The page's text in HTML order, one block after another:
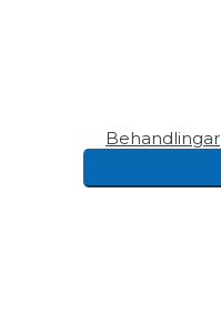
Behandlingar